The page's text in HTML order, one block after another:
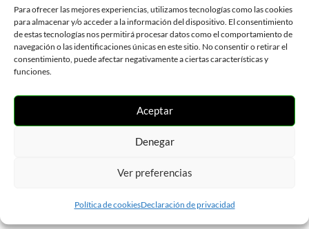
Para ofrecer las mejores experiencias, utilizamos tecnologías como las cookies
para almacenar y/o acceder a la información del dispositivo. El consentimiento
de estas tecnologías nos permitirá procesar datos como el comportamiento de
navegación o las identificaciones únicas en este sitio. No consentir o retirar el
consentimiento, puede afectar negativamente a ciertas características y
funciones.
Aceptar
Denegar
Ver preferencias
Política de cookiesDeclaración de privacidad
Más Información >>